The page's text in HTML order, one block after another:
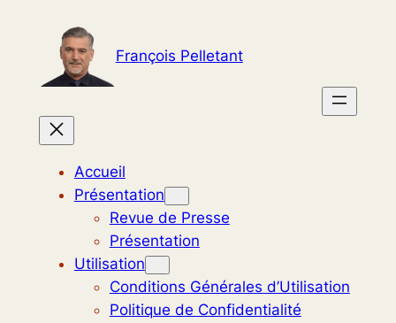
contenu
François Pelletant
Accueil
Présentation
Revue de Presse
Présentation
Utilisation
Conditions Générales d’Utilisation
Politique de Confidentialité